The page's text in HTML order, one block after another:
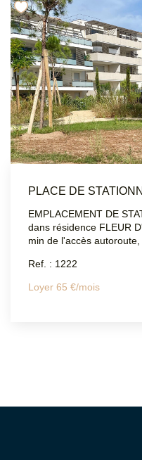
EMPLACEMENT DE
dans résidence FLEUR
min de l'accès
Ref. : 1222
Loyer 65 €/mois